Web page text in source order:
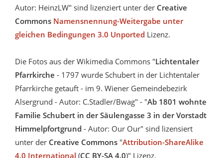
Autor: HeinzLW" sind lizenziert unter der Creative
Commons Namensnennung-Weitergabe unter
gleichen Bedingungen 3.0 Unported Lizenz.
Die Fotos aus der Wikimedia Commons "Lichtentaler
Pfarrkirche - 1797 wurde Schubert in der Lichtentaler
Pfarrkirche getauft - im 9. Wiener Gemeindebezirk
Alsergrund - Autor: C.Stadler/Bwag" - "Ab 1801 wohnte
Familie Schubert in der Säulengasse 3 in der Vorstadt
Himmelpfortgrund - Autor: Our Our" sind lizensiert
unter der Creative Commons "Attribution-ShareAlike
4.0 International (CC BY-SA 4.0)" Lizenz.